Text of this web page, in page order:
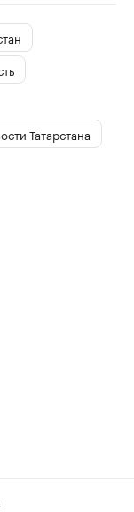
Татарстана